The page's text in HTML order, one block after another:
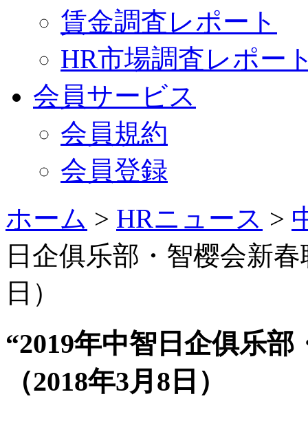
賃金調査レポート
HR市場調査レポー
会員サービス
会員規約
会員登録
ホーム > HRニュース >
日企俱乐部・智樱会新
日）
“2019年中智日企俱乐
（2018年3月8日）